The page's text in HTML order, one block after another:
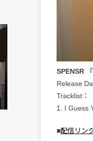
SPENSR
Release
Tracklist：
1. I Guess
■配信リン